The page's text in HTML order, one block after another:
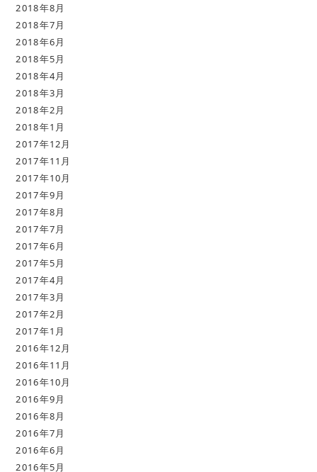
2018年8月
2018年7月
2018年6月
2018年5月
2018年4月
2018年3月
2018年2月
2018年1月
2017年12月
2017年11月
2017年10月
2017年9月
2017年8月
2017年7月
2017年6月
2017年5月
2017年4月
2017年3月
2017年2月
2017年1月
2016年12月
2016年11月
2016年10月
2016年9月
2016年8月
2016年7月
2016年6月
2016年5月